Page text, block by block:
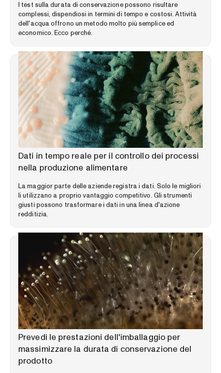
I test sulla durata di conservazione possono risultare
complessi, dispendiosi in termini di tempo e costosi. Attività
dell'acqua offrono un metodo molto più semplice ed
economico. Ecco perché.
LIBRERIA DELLE COMPETENZE
Dati in tempo reale per il controllo dei processi
nella produzione alimentare
La maggior parte delle aziende registra i dati. Solo le migliori
li utilizzano a proprio vantaggio competitivo. Gli strumenti
giusti possono trasformare i dati in una linea d'azione
redditizia.
LIBRERIA DELLE COMPETENZE
Prevedi le prestazioni dell'imballaggio per
massimizzare la durata di conservazione del
prodotto